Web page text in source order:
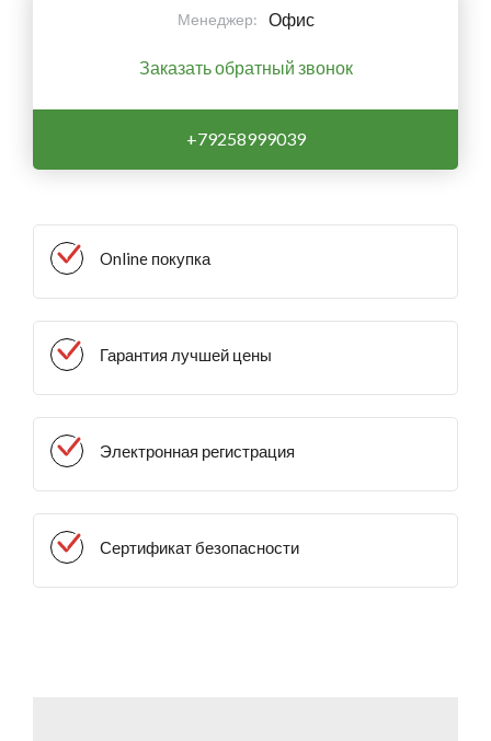
Менеджер: Офис
Заказать обратный звонок
+79258999039
Online покупка
Гарантия лучшей цены
Электронная регистрация
Сертификат безопасности